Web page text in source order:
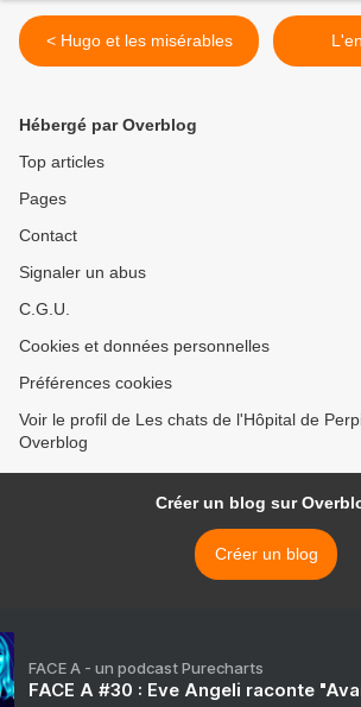
< Hugo et les misérables
Hébergé par Overblog
Top articles
Pages
Contact
Signaler un abus
C.G.U.
Cookies et données personnelles
Préférences cookies
Voir le profil de Les chats de l'Hôpital de
Overblog
Créer un blog sur
Créer un blog
FACE A - un podcast Purecharts
FACE A #30 : Eve Angeli raconte